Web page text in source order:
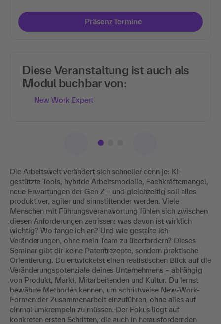
Die Arbeitswelt verändert sich schneller denn je: KI-
gestützte Tools, hybride Arbeitsmodelle, Fachkräftemangel,
neue Erwartungen der Gen Z – und gleichzeitig soll alles
produktiver, agiler und sinnstiftender werden. Viele
Menschen mit Führungsverantwortung fühlen sich zwischen
diesen Anforderungen zerrissen: was davon ist wirklich
wichtig? Wo fange ich an? Und wie gestalte ich
Veränderungen, ohne mein Team zu überfordern? Dieses
Seminar gibt dir keine Patentrezepte, sondern praktische
Orientierung. Du entwickelst einen realistischen Blick auf die
Veränderungspotenziale deines Unternehmens – abhängig
von Produkt, Markt, Mitarbeitenden und Kultur. Du lernst
bewährte Methoden kennen, um schrittweise New-Work-
Formen der Zusammenarbeit einzuführen, ohne alles auf
einmal umkrempeln zu müssen. Der Fokus liegt auf
konkreten ersten Schritten, die auch in herausfordernden
Präsenz Termine
Diese Veranstaltung ist auch als
Modul buchbar von:
New Work Expert